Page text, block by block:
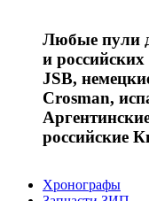
Любые пули
и
JSB,
Crosman,
российские
Хронографы